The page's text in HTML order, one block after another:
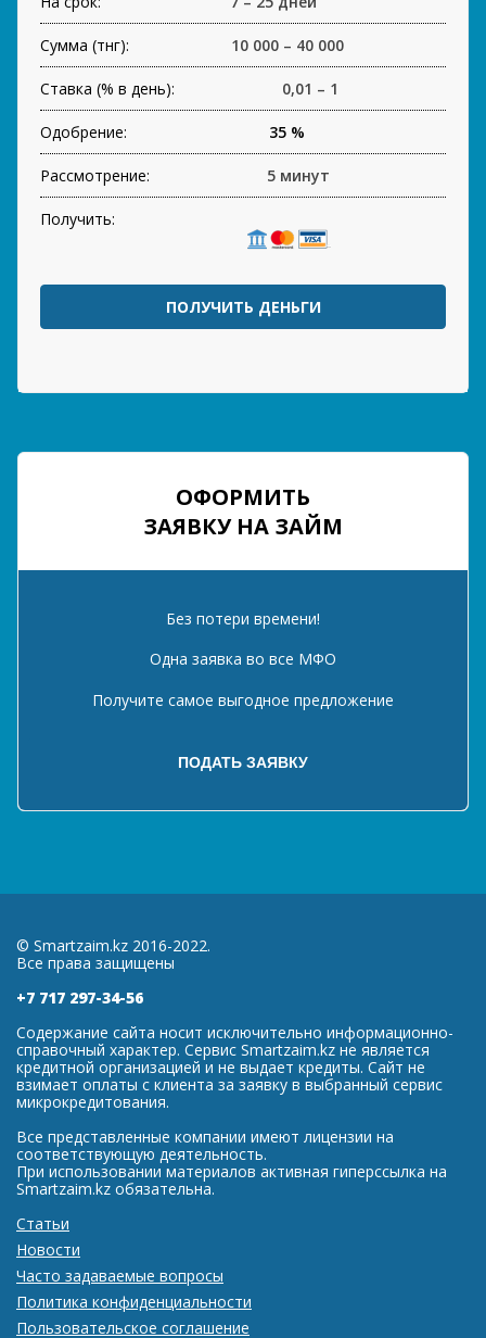
Сумма (тнг): 10 000 – 40 000
Ставка (% в день): 0,01 – 1
Одобрение: 35 %
Рассмотрение: 5 минут
Получить:
ПОЛУЧИТЬ ДЕНЬГИ
ОФОРМИТЬ
ЗАЯВКУ НА ЗАЙМ
Без потери времени!
Одна заявка во все МФО
Получите самое выгодное предложение
© Smartzaim.kz 2016-2022.
Все права защищены
+7 717 297-34-56
Содержание сайта носит исключительно информационно-
справочный характер. Сервис Smartzaim.kz не является
кредитной организацией и не выдает кредиты. Сайт не
взимает оплаты с клиента за заявку в выбранный сервис
микрокредитования.
Все представленные компании имеют лицензии на
соответствующую деятельность.
При использовании материалов активная гиперссылка на
Smartzaim.kz обязательна.
Статьи
Новости
Часто задаваемые вопросы
Политика конфиденциальности
Пользовательское соглашение